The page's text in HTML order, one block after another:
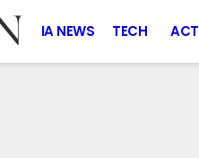
IA NEWS TECH